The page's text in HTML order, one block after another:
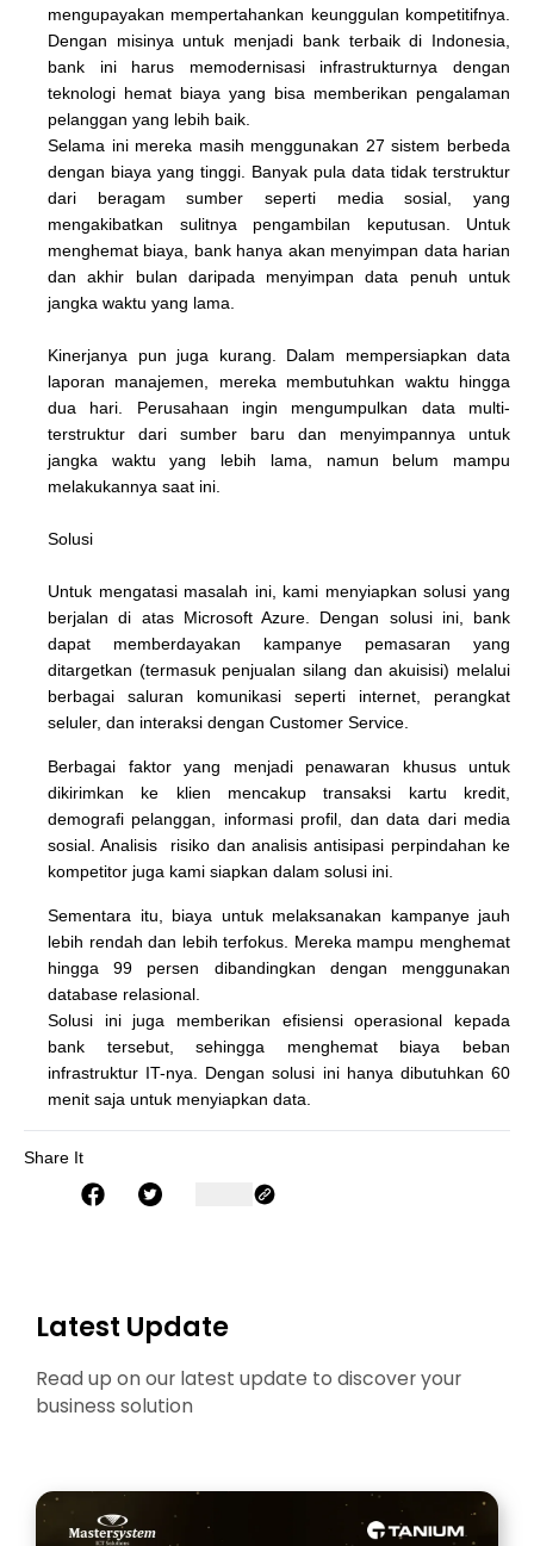
mengupayakan mempertahankan keunggulan kompetitifnya.
Dengan misinya untuk menjadi bank terbaik di Indonesia,
bank ini harus memodernisasi infrastrukturnya dengan
teknologi hemat biaya yang bisa memberikan pengalaman
pelanggan yang lebih baik.
Selama ini mereka masih menggunakan 27 sistem berbeda
dengan biaya yang tinggi. Banyak pula data tidak terstruktur
dari beragam sumber seperti media sosial, yang
mengakibatkan sulitnya pengambilan keputusan. Untuk
menghemat biaya, bank hanya akan menyimpan data harian
dan akhir bulan daripada menyimpan data penuh untuk
jangka waktu yang lama.
Kinerjanya pun juga kurang. Dalam mempersiapkan data
laporan manajemen, mereka membutuhkan waktu hingga
dua hari. Perusahaan ingin mengumpulkan data multi-
terstruktur dari sumber baru dan menyimpannya untuk
jangka waktu yang lebih lama, namun belum mampu
melakukannya saat ini.
Solusi
Untuk mengatasi masalah ini, kami menyiapkan solusi yang
berjalan di atas Microsoft Azure. Dengan solusi ini, bank
dapat memberdayakan kampanye pemasaran yang
ditargetkan (termasuk penjualan silang dan akuisisi) melalui
berbagai saluran komunikasi seperti internet, perangkat
seluler, dan interaksi dengan Customer Service.
Berbagai faktor yang menjadi penawaran khusus untuk
dikirimkan ke klien mencakup transaksi kartu kredit,
demografi pelanggan, informasi profil, dan data dari media
sosial. Analisis risiko dan analisis antisipasi perpindahan ke
kompetitor juga kami siapkan dalam solusi ini.
Sementara itu, biaya untuk melaksanakan kampanye jauh
lebih rendah dan lebih terfokus. Mereka mampu menghemat
hingga 99 persen dibandingkan dengan menggunakan
database relasional.
Solusi ini juga memberikan efisiensi operasional kepada
bank tersebut, sehingga menghemat biaya beban
infrastruktur IT-nya. Dengan solusi ini hanya dibutuhkan 60
menit saja untuk menyiapkan data.
Share It
Latest Update
Read up on our latest update to discover your
business solution